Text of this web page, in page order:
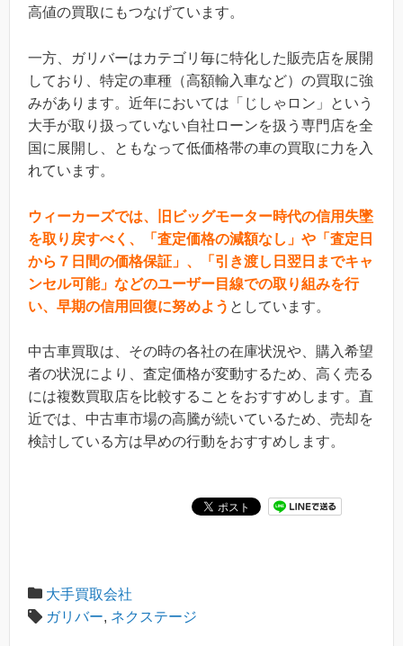
高値の買取にもつなげています。
一方、ガリバーはカテゴリ毎に特化した販売店を展開
しており、特定の車種（高額輸入車など）の買取に強
みがあります。近年においては「じしゃロン」という
大手が取り扱っていない自社ローンを扱う専門店を全
国に展開し、ともなって低価格帯の車の買取に力を入
れています。
ウィーカーズでは、旧ビッグモーター時代の信用失墜
を取り戻すべく、「査定価格の減額なし」や「査定日
から７日間の価格保証」、「引き渡し日翌日までキャ
ンセル可能」などのユーザー目線での取り組みを行
い、早期の信用回復に努めよう としています。
中古車買取は、その時の各社の在庫状況や、購入希望
者の状況により、査定価格が変動するため、高く売る
には複数買取店を比較することをおすすめします。直
近では、中古車市場の高騰が続いているため、売却を
検討している方は早めの行動をおすすめします。
大手買取会社
ガリバー, ネクステージ